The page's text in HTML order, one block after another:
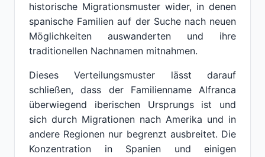
historische Migrationsmuster wider, in denen
spanische Familien auf der Suche nach neuen
Möglichkeiten auswanderten und ihre
traditionellen Nachnamen mitnahmen.
Dieses Verteilungsmuster lässt darauf
schließen, dass der Familienname Alfranca
überwiegend iberischen Ursprungs ist und
sich durch Migrationen nach Amerika und in
andere Regionen nur begrenzt ausbreitet. Die
Konzentration in Spanien und einigen